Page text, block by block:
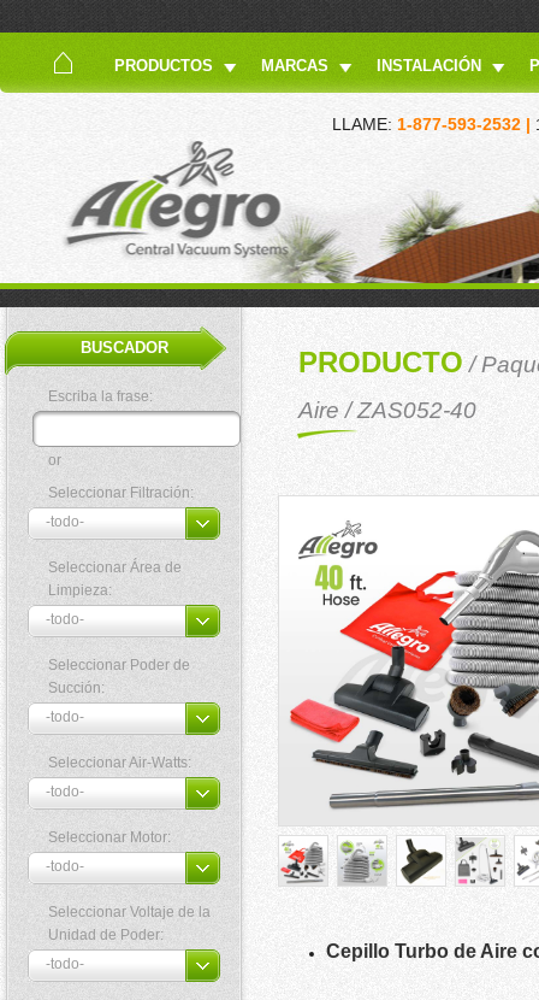
PRODUCTOS MARCAS INSTALACIÓN
LLAME: 1-877-593-2532 |
BUSCADOR
Escriba la frase:
or
Seleccionar Filtración:
Seleccionar Área de
Limpieza:
Seleccionar Poder de
Succión:
Seleccionar Air-Watts:
Seleccionar Motor:
Seleccionar Voltaje de la
Unidad de Poder:
PRODUCTO/
Aire/ ZAS052-40
Cepillo Turbo de Aire